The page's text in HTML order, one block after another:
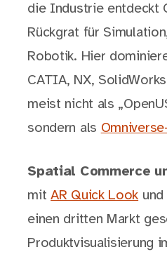
die Industrie entdeckt
Rückgrat für
Robotik. Hier
CATIA, NX,
meist nicht als
sondern als
Spatial Commerce
mitAR Quick Look
einen dritten Markt
Produktvisualisierung